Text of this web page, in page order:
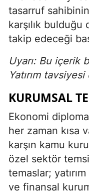
tasarruf
karşılık
takip edeceği
Uyarı: Bu içerik
Yatırım
KURUMSAL
Ekonomi
her zaman kısa
karşın kamu
özel sektör
temaslar;
ve finansal